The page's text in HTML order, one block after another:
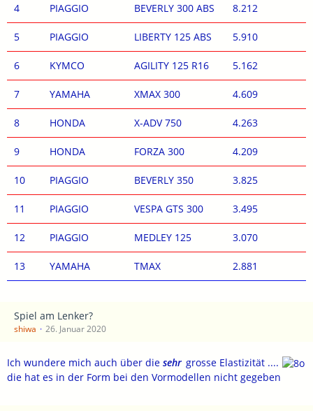
4 PIAGGIO BEVERLY 300 ABS 8.212
5 PIAGGIO LIBERTY 125 ABS 5.910
6 KYMCO AGILITY 125 R16 5.162
7 YAMAHA XMAX 300 4.609
8 HONDA X-ADV 750 4.263
9 HONDA FORZA 300 4.209
10 PIAGGIO BEVERLY 350 3.825
11 PIAGGIO VESPA GTS 300 3.495
12 PIAGGIO MEDLEY 125 3.070
13 YAMAHA TMAX 2.881
Spiel am Lenker?
shiwa 26. Januar 2020
Ich wundere mich auch über die sehr grosse Elastizität ....
die hat es in der Form bei den Vormodellen nicht gegeben